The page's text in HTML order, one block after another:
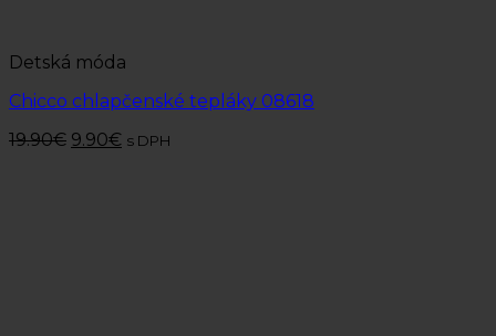
Detská móda
Chicco chlapčenské tepláky 08618
19.90€ 9.90€ s DPH